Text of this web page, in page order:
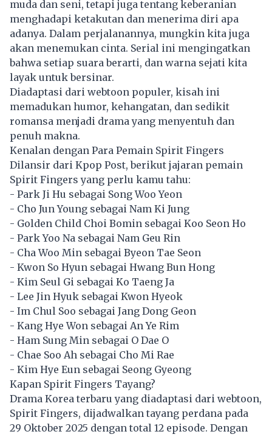
muda dan seni, tetapi juga tentang keberanian
menghadapi ketakutan dan menerima diri apa
adanya. Dalam perjalanannya, mungkin kita juga
akan menemukan cinta. Serial ini mengingatkan
bahwa setiap suara berarti, dan warna sejati kita
layak untuk bersinar.
Diadaptasi dari webtoon populer, kisah ini
memadukan humor, kehangatan, dan sedikit
romansa menjadi drama yang menyentuh dan
penuh makna.
Kenalan dengan Para Pemain Spirit Fingers
Dilansir dari Kpop Post, berikut jajaran pemain
Spirit Fingers yang perlu kamu tahu:
- Park Ji Hu sebagai Song Woo Yeon
- Cho Jun Young sebagai Nam Ki Jung
- Golden Child Choi Bomin sebagai Koo Seon Ho
- Park Yoo Na sebagai Nam Geu Rin
- Cha Woo Min sebagai Byeon Tae Seon
- Kwon So Hyun sebagai Hwang Bun Hong
- Kim Seul Gi sebagai Ko Taeng Ja
- Lee Jin Hyuk sebagai Kwon Hyeok
- Im Chul Soo sebagai Jang Dong Geon
- Kang Hye Won sebagai An Ye Rim
- Ham Sung Min sebagai O Dae O
- Chae Soo Ah sebagai Cho Mi Rae
- Kim Hye Eun sebagai Seong Gyeong
Kapan Spirit Fingers Tayang?
Drama Korea terbaru yang diadaptasi dari webtoon,
Spirit Fingers, dijadwalkan tayang perdana pada
29 Oktober 2025 dengan total 12 episode. Dengan